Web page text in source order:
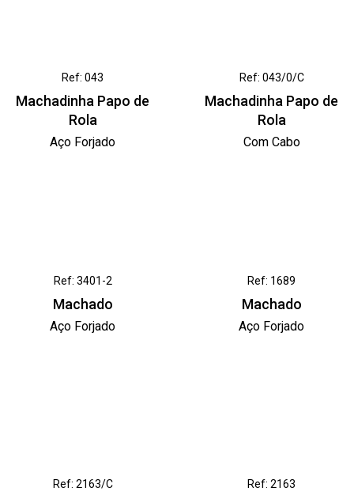
Ref: 043
Machadinha Papo de
Rola
Aço Forjado
Ref: 043/0/C
Machadinha Papo de
Rola
Com Cabo
Ref: 3401-2
Machado
Aço Forjado
Ref: 1689
Machado
Aço Forjado
Ref: 2163/C Ref: 2163